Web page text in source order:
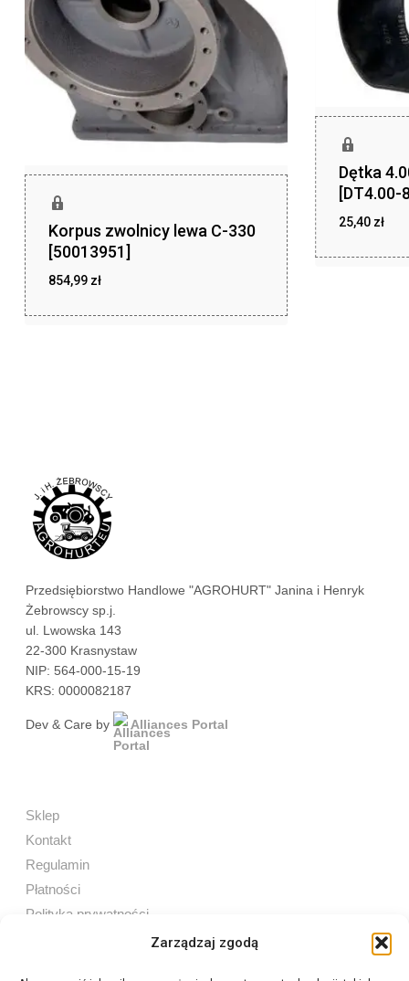
Zarządzaj zgodą
Korpus zwolnicy lewa C-330
[50013951]
854,99 zł
Dętka
[DT4.00-
25,40 zł
Przedsiębiorstwo Handlowe "AGROHURT" Janina i Henryk
Żebrowscy sp.j.
ul. Lwowska 143
22-300 Krasnystaw
NIP: 564-000-15-19
KRS: 0000082187
Dev & Care by Alliances Portal
Sklep
Kontakt
Regulamin
Płatności
Polityka prywatności